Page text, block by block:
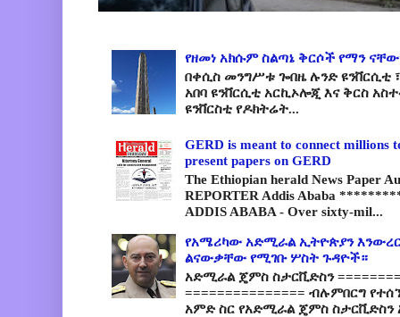
የዘመነ አክሱም ስልጣኔ ቅርሶች የማን
በቀሲስ መንግሥቱ ጐበዜ ሉንድ ዩንቨርሲቲ
አበባ ዩንቨርሲቲ አርኪኦሎጂ እና ቅርስ
ዩንቨርስቲ የዶክትሬት...
GERD is meant to connect millions
present papers on GERD
The Ethiopian herald News Paper
REPORTER Addis Ababa
ADDIS ABABA - Over sixty-mil...
የአሜሪካው አድሚራል ኢትዮጵያን
ልናውቃቸው የሚገቡ ሦስት ጉዳዮች።
አድሚራል ጄምስ ስታርቪድስን
=============== ብሉምበርግ
አምድ ስር የአድሚራል ጄምስ ስታርቪድስን